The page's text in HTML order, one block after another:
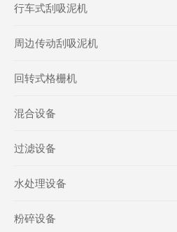
行车式刮吸泥机
周边传动刮吸泥机
回转式格栅机
混合设备
过滤设备
水处理设备
粉碎设备